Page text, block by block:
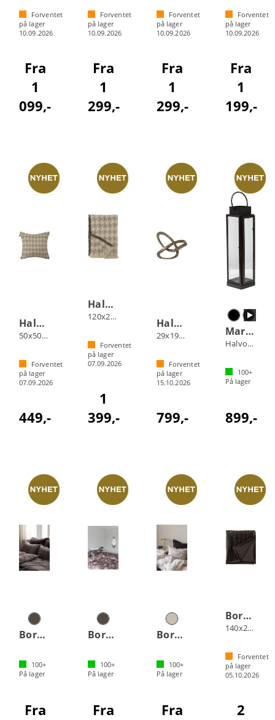
Forventet
på lager
10.09.2026
Fra
1
099,-
Forventet
på lager
10.09.2026
Fra
1
299,-
Forventet
på lager
10.09.2026
Fra
1
299,-
Forventet
på lager
10.09.2026
Fra
1
199,-
Halvor Bakke Zayla putetrekk
50x50 Beige
Forventet
på lager
07.09.2026
449,-
Halvor Bakke Zayla pledd
120x200 Beige
Forventet
på lager
07.09.2026
1
399,-
Halvor Bakke Blommenholm skulptur
29x19x30 Messing
Forventet
på lager
15.10.2026
799,-
Marmi lanterne innendørs
Halvor Bakke
100+
På lager
899,-
Borås Cotton Billie sengesett
100+
På lager
Fra
Borås Cotton Oline sengesett
100+
På lager
Fra
Borås Cotton Embla sengesett
100+
På lager
Fra
Borås Cotton Noor sengeteppe
140x260 Brun
Forventet
på lager
05.10.2026
2